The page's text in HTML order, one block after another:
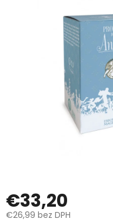
hviezdičiek.
€33,20
€26,99 bez DPH